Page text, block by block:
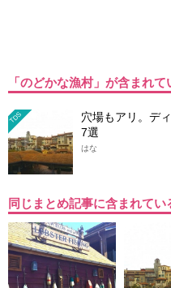
「のどかな漁村」が含まれ
TDS
穴場もアリ。デ
7選
はな
同じまとめ記事に含まれてい